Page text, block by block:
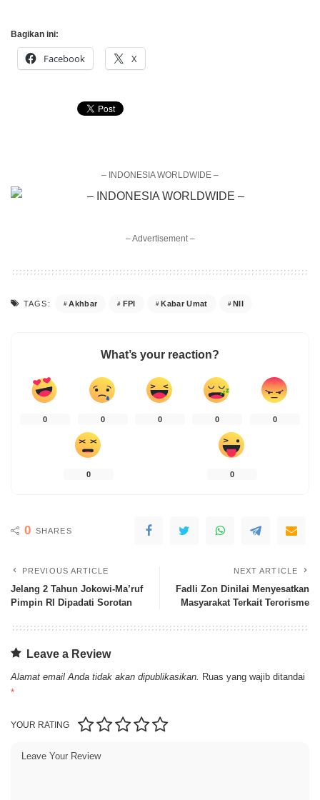
Bagikan ini:
Facebook X
– INDONESIA WORLDWIDE –
– Advertisement –
TAGS: Akhbar FPI Kabar Umat NII
What’s your reaction?
0 0 0 0 0
0 0
0 SHARES
PREVIOUS ARTICLE
Jelang 2 Tahun Jokowi-Ma’ruf
Pimpin RI Dipadati Sorotan
NEXT ARTICLE
Fadli Zon Dinilai Menyesatkan
Masyarakat Terkait Terorisme
Leave a Review
Alamat email Anda tidak akan dipublikasikan. Ruas yang wajib ditandai
*
YOUR RATING